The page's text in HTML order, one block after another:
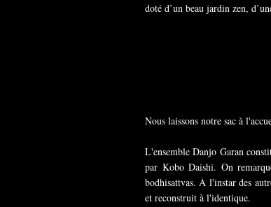
doté d’un beau jardin zen,
Nous laissons notre sac à
L'ensemble Danjo Garan
par Kobo Daishi. On
bodhisattvas. À l'instar des
et reconstruit à l'identique.